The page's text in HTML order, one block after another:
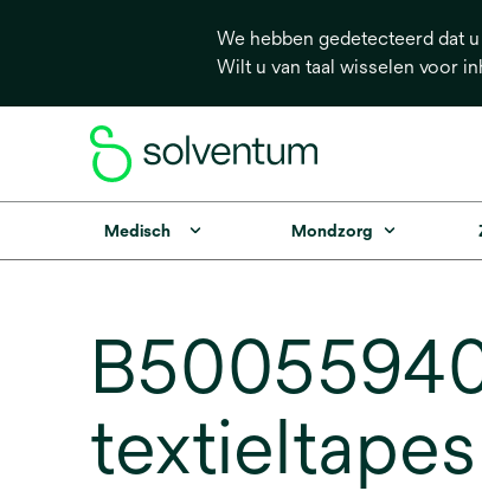
We hebben gedetecteerd dat
Wilt u van taal wisselen voor
Medisch Mondzorg
textieltapes